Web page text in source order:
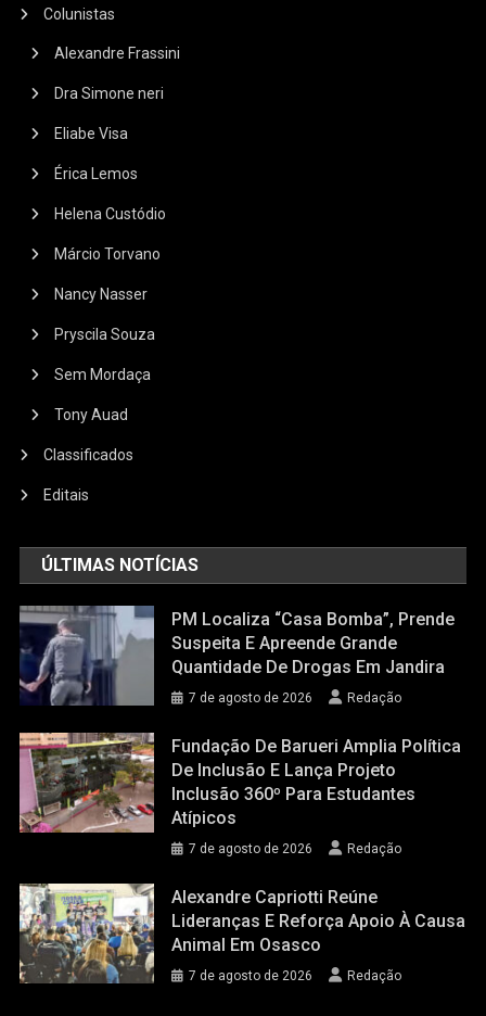
Colunistas
Alexandre Frassini
Dra Simone neri
Eliabe Visa
Érica Lemos
Helena Custódio
Márcio Torvano
Nancy Nasser
Pryscila Souza
Sem Mordaça
Tony Auad
Classificados
Editais
ÚLTIMAS NOTÍCIAS
PM Localiza “casa Bomba”, Prende
Suspeita E Apreende Grande
Quantidade De Drogas Em Jandira
7 de agosto de 2026 Redação
Fundação De Barueri Amplia Política
De Inclusão E Lança Projeto
Inclusão 360º Para Estudantes
Atípicos
7 de agosto de 2026 Redação
Alexandre Capriotti Reúne
Lideranças E Reforça Apoio À Causa
Animal Em Osasco
7 de agosto de 2026 Redação